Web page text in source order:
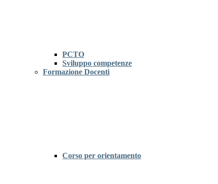
PCTO
Sviluppo competenze
Formazione Docenti
Corso per orientamento